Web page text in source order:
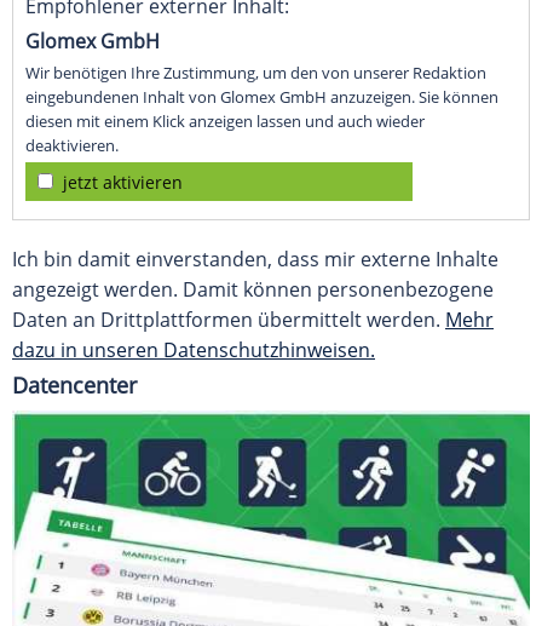
Empfohlener externer Inhalt:
Glomex GmbH
Wir benötigen Ihre Zustimmung, um den von unserer Redaktion
eingebundenen Inhalt von Glomex GmbH anzuzeigen. Sie können
diesen mit einem Klick anzeigen lassen und auch wieder
deaktivieren.
jetzt aktivieren
Ich bin damit einverstanden, dass mir externe Inhalte
angezeigt werden. Damit können personenbezogene
Daten an Drittplattformen übermittelt werden. Mehr
dazu in unseren Datenschutzhinweisen.
Datencenter